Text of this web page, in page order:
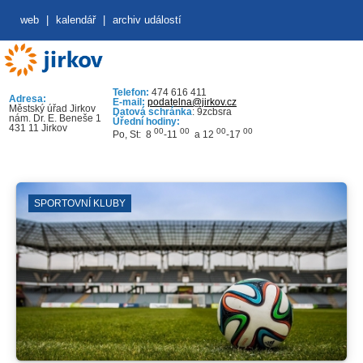
web kalendář archiv událostí
Adresa:
Městský úřad Jirkov
nám. Dr. E. Beneše 1
431 11 Jirkov
Telefon: 474 616 411
E-mail: podatelna@jirkov.cz
Datová schránka: 9zcbsra
Úřední hodiny:
Po, St: 8 00-11 00 a 12 00-17 00
SPORTOVNÍ KLUBY